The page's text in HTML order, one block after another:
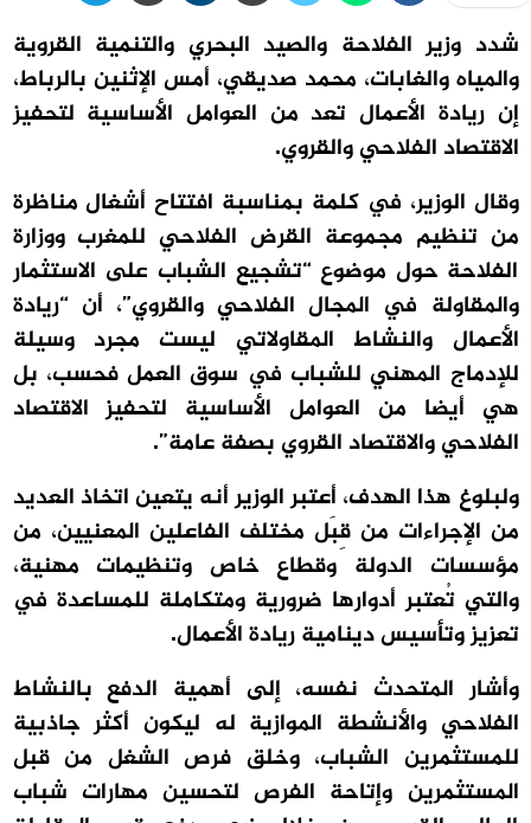
شدد وزير الفلاحة والصيد البحري والتنمية القروية
والمياه والغابات، محمد صديقي، أمس الإثنين بالرباط،
إن ريادة الأعمال تعد من العوامل الأساسية لتحفيز
الاقتصاد الفلاحي والقروي.
وقال الوزير، في كلمة بمناسبة افتتاح أشغال مناظرة
من تنظيم مجموعة القرض الفلاحي للمغرب ووزارة
الفلاحة حول موضوع “تشجيع الشباب على الاستثمار
والمقاولة في المجال الفلاحي والقروي”، أن “ريادة
الأعمال والنشاط المقاولاتي ليست مجرد وسيلة
للإدماج المهني للشباب في سوق العمل فحسب، بل
هي أيضا من العوامل الأساسية لتحفيز الاقتصاد
الفلاحي والاقتصاد القروي بصفة عامة”.
ولبلوغ هذا الهدف، أعتبر الوزير أنه يتعين اتخاذ العديد
من الإجراءات من قِبَل مختلف الفاعلين المعنيين، من
مؤسسات الدولة وقطاع خاص وتنظيمات مهنية،
والتي تُعتبر أدوارها ضرورية ومتكاملة للمساعدة في
تعزيز وتأسيس دينامية ريادة الأعمال.
وأشار المتحدث نفسه، إلى أهمية الدفع بالنشاط
الفلاحي والأنشطة الموازية له ليكون أكثر جاذبية
للمستثمرين الشباب، وخلق فرص الشغل من قبل
المستثمرين وإتاحة الفرص لتحسين مهارات شباب